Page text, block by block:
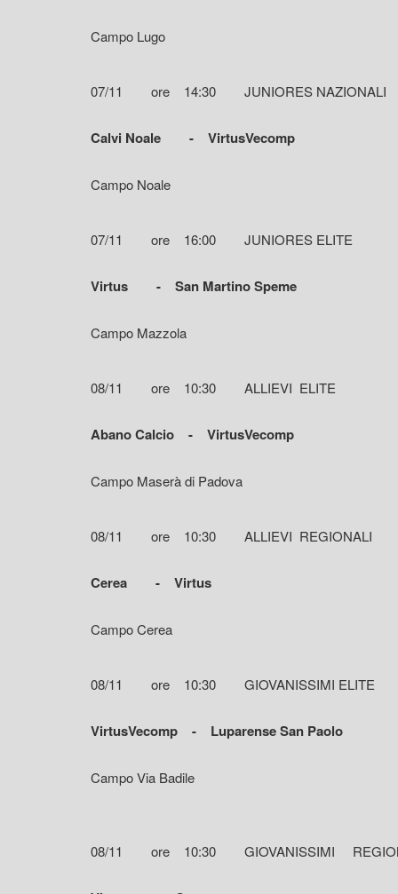
Campo Lugo
07/11 ore 14:30 JUNIORES NAZIONALI
Calvi Noale - VirtusVecomp
Campo Noale
07/11 ore 16:00 JUNIORES ELITE
Virtus - San Martino Speme
Campo Mazzola
08/11 ore 10:30 ALLIEVI ELITE
Abano Calcio - VirtusVecomp
Campo Maserà di Padova
08/11 ore 10:30 ALLIEVI REGIONALI
Cerea - Virtus
Campo Cerea
08/11 ore 10:30 GIOVANISSIMI ELITE
VirtusVecomp - Luparense San Paolo
Campo Via Badile
08/11 ore 10:30 GIOVANISSIMI